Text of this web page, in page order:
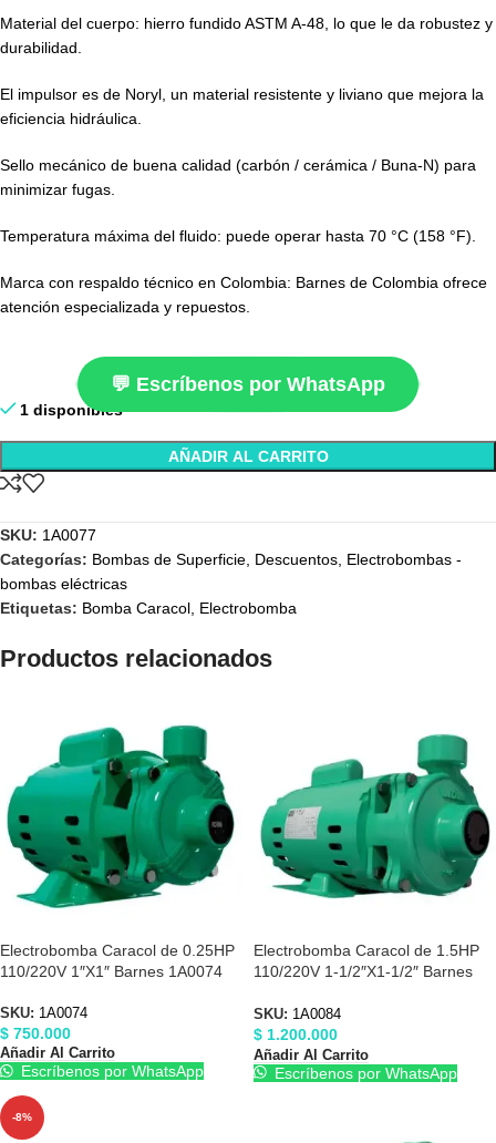
Material del cuerpo: hierro fundido ASTM A-48, lo que le da robustez y
durabilidad.
El impulsor es de Noryl, un material resistente y liviano que mejora la
eficiencia hidráulica.
Sello mecánico de buena calidad (carbón / cerámica / Buna-N) para
minimizar fugas.
Temperatura máxima del fluido: puede operar hasta 70 °C (158 °F).
Marca con respaldo técnico en Colombia: Barnes de Colombia ofrece
atención especializada y repuestos.
💬 Escríbenos por WhatsApp
1 disponibles
AÑADIR AL CARRITO
SKU: 1A0077
Categorías: Bombas de Superficie Descuentos Electrobombas -
bombas eléctricas
Etiquetas: Bomba Caracol Electrobomba
Productos relacionados
Electrobomba Caracol de 0.25HP
110/220V 1″X1″ Barnes 1A0074
SKU: 1A0074
$ 750.000
Añadir Al Carrito
Escríbenos por WhatsApp
Electrobomba Caracol de 1.5HP
110/220V 1-1/2″X1-1/2″ Barnes
SKU: 1A0084
$ 1.200.000
Añadir Al Carrito
Escríbenos por WhatsApp
-8%